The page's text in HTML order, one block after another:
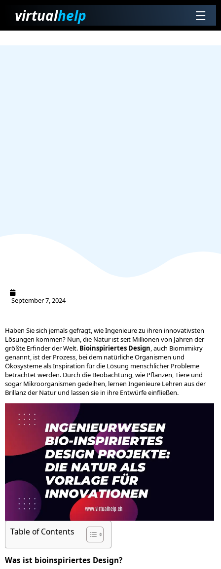
virtualhelp ☰
September 7, 2024
Haben Sie sich jemals gefragt, wie Ingenieure zu ihren innovativsten
Lösungen kommen? Nun, die Natur ist seit Millionen von Jahren der
größte Erfinder der Welt. Bioinspiriertes Design , auch Biomimikry
genannt, ist der Prozess, bei dem natürliche Organismen und
Ökosysteme als Inspiration für die Lösung menschlicher Probleme
betrachtet werden. Durch die Beobachtung, wie Pflanzen, Tiere und
sogar Mikroorganismen gedeihen, lernen Ingenieure Lehren aus der
Brillanz der Natur und lassen sie in ihre Entwürfe einfließen.
Table of Contents
Was ist bioinspiriertes Design?